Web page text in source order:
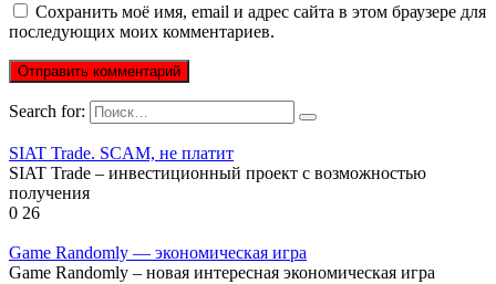
Сохранить моё имя, email и адрес сайта в этом браузере для
последующих моих комментариев.
Search for:
SIAT Trade. SCAM, не платит
SIAT Trade – инвестиционный проект с возможностью
получения
0 26
Game Randomly — экономическая игра
Game Randomly – новая интересная экономическая игра